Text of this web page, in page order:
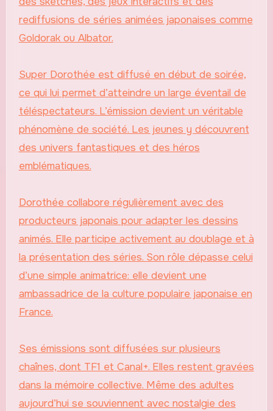
rediffusions de séries animées japonaises comme
Goldorak ou Albator.
Super Dorothée est diffusé en début de soirée,
ce qui lui permet d’atteindre un large éventail de
téléspectateurs. L’émission devient un véritable
phénomène de société. Les jeunes y découvrent
des univers fantastiques et des héros
emblématiques.
Dorothée collabore régulièrement avec des
producteurs japonais pour adapter les dessins
animés. Elle participe activement au doublage et à
la présentation des séries. Son rôle dépasse celui
d’une simple animatrice: elle devient une
ambassadrice de la culture populaire japonaise en
France.
Ses émissions sont diffusées sur plusieurs
chaînes, dont TF1 et Canal+. Elles restent gravées
dans la mémoire collective. Même des adultes
aujourd’hui se souviennent avec nostalgie des